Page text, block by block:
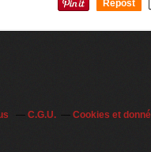
Repost
C.G.U. Cookies et